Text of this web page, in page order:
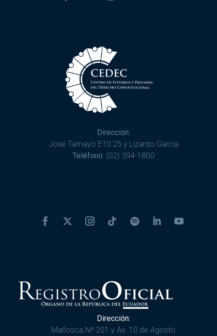
Dirección:
José Tamayo E10 25 y Lizardo García
Teléfono: (02) 394-1800
Dirección:
Mañosca Nº 201 y Av. 10 de Agosto